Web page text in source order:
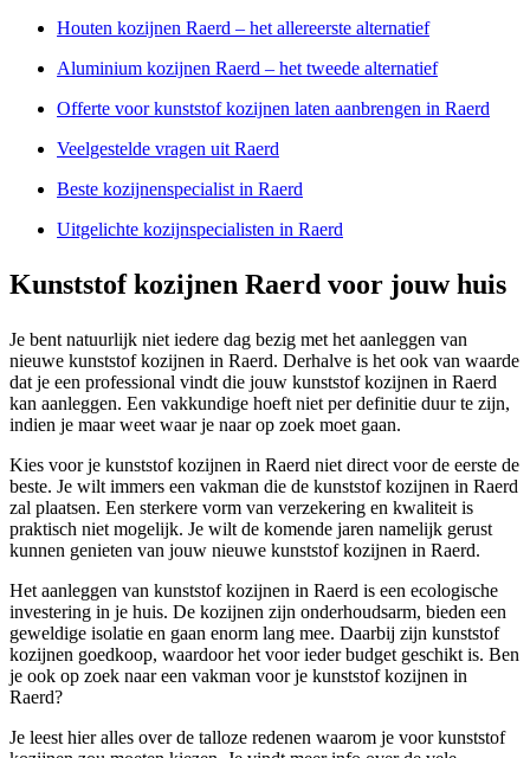
Houten kozijnen Raerd – het allereerste alternatief
Aluminium kozijnen Raerd – het tweede alternatief
Offerte voor kunststof kozijnen laten aanbrengen in Raerd
Veelgestelde vragen uit Raerd
Beste kozijnenspecialist in Raerd
Uitgelichte kozijnspecialisten in Raerd
Kunststof kozijnen Raerd voor jouw huis
Je bent natuurlijk niet iedere dag bezig met het aanleggen van
nieuwe kunststof kozijnen in Raerd. Derhalve is het ook van waarde
dat je een professional vindt die jouw kunststof kozijnen in Raerd
kan aanleggen. Een vakkundige hoeft niet per definitie duur te zijn,
indien je maar weet waar je naar op zoek moet gaan.
Kies voor je kunststof kozijnen in Raerd niet direct voor de eerste de
beste. Je wilt immers een vakman die de kunststof kozijnen in Raerd
zal plaatsen. Een sterkere vorm van verzekering en kwaliteit is
praktisch niet mogelijk. Je wilt de komende jaren namelijk gerust
kunnen genieten van jouw nieuwe kunststof kozijnen in Raerd.
Het aanleggen van kunststof kozijnen in Raerd is een ecologische
investering in je huis. De kozijnen zijn onderhoudsarm, bieden een
geweldige isolatie en gaan enorm lang mee. Daarbij zijn kunststof
kozijnen goedkoop, waardoor het voor ieder budget geschikt is. Ben
je ook op zoek naar een vakman voor je kunststof kozijnen in
Raerd?
Je leest hier alles over de talloze redenen waarom je voor kunststof